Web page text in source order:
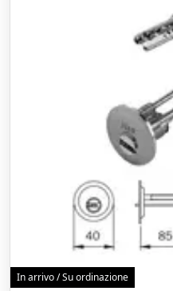
In arrivo / Su ordinazione